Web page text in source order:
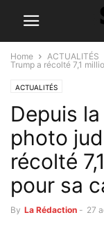
Home ACTUALITÉS
Trump a récolté 7,1
ACTUALITÉS
Depuis
photo
récolté
pour sa
By La Rédaction - 27